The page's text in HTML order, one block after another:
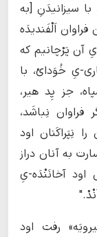
سیزانیدَنِ [به
اَلْفَندیدَه
آن پَرْچانیم که
یِ خُوَدایْ، با
جز پِد هیر،
فراوان نِباشَد،
نِپَراکَنان اود
به آنان دراز
اود آخانَنْدَه-یِ
رفت اود